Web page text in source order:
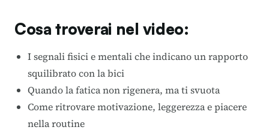
Cosa troverai nel video:
I segnali fisici e mentali che indicano un rapporto
squilibrato con la bici
Quando la fatica non rigenera, ma ti svuota
Come ritrovare motivazione, leggerezza e piacere
nella routine